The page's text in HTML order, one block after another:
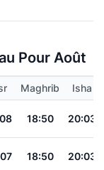
Pour Août
Maghrib
Isha
18:50 20:03
18:50 20:03